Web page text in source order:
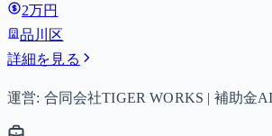
子以降は15,000円）、中学生は月額
2万円
品川区
詳細を見る
運営: 合同会社TIGER WORKS | 補助金